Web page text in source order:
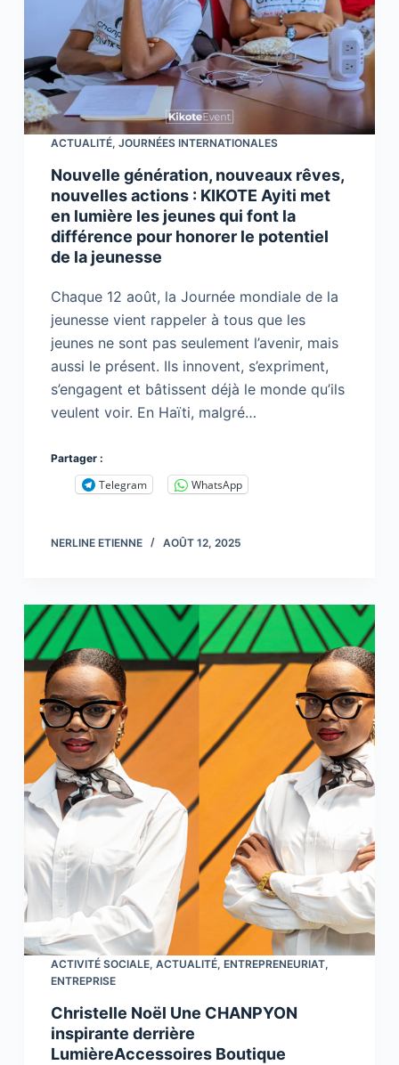
ACTUALITÉ, JOURNÉES INTERNATIONALES
Nouvelle génération, nouveaux rêves,
nouvelles actions : KIKOTE Ayiti met
en lumière les jeunes qui font la
différence pour honorer le potentiel
de la jeunesse
Chaque 12 août, la Journée mondiale de la
jeunesse vient rappeler à tous que les
jeunes ne sont pas seulement l’avenir, mais
aussi le présent. Ils innovent, s’expriment,
s’engagent et bâtissent déjà le monde qu’ils
veulent voir. En Haïti, malgré…
Partager :
Telegram WhatsApp
NERLINE ETIENNE AOÛT 12, 2025
ACTIVITÉ SOCIALE, ACTUALITÉ, ENTREPRENEURIAT,
ENTREPRISE
Christelle Noël Une CHANPYON
inspirante derrière
LumièreAccessoires Boutique